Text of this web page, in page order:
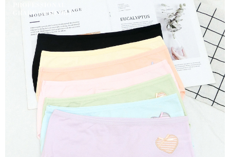
若款項超過繳費期限，將根據當次的金額加收年利率 16% 的逾期滯納金。
未成年的使用者，請事先徵得法定代理人或監護人之同意方可使用
AFTEE。
若您對於個人資料之處理、利用有任何疑問，或欲行使相關法律權利，請聯
繫恩沛科技股份有限公司。若您不同意我們將上開所示之個人資料，連同必
要之購買訂單資訊提供予 AFTEE ，或讓 AFTEE 蒐集處理利用您的個人資
料，請勿選用本服務。
每笔NT$90
宅配/離島不配送
每笔NT$80，满NT$890(含以上)免运费
黑貓貨到付款
每笔NT$120
國家/地區配送 查看运费